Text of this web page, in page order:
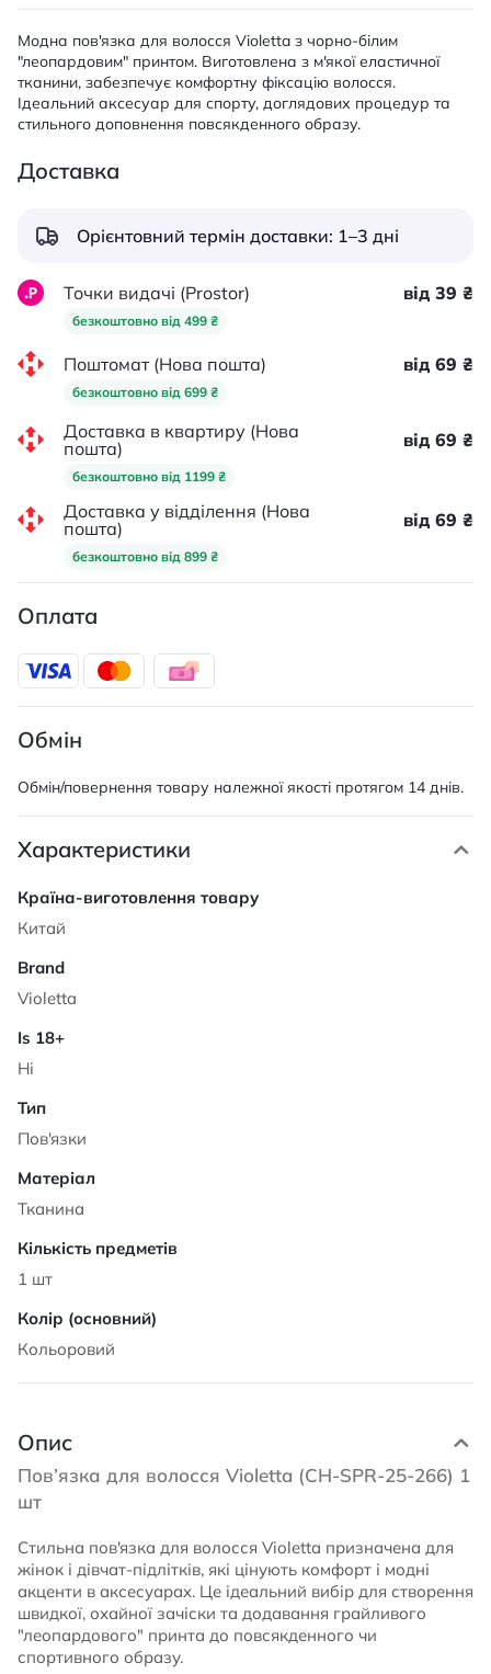
Модна пов'язка для волосся Violetta з чорно-білим
"леопардовим" принтом. Виготовлена з м'якої еластичної
тканини, забезпечує комфортну фіксацію волосся.
Ідеальний аксесуар для спорту, доглядових процедур та
стильного доповнення повсякденного образу.
Доставка
Орієнтовний термін доставки: 1–3 дні
Точки видачі (Prostor)
безкоштовно від 499 ₴
від 39 ₴
Поштомат (Нова пошта)
безкоштовно від 699 ₴
від 69 ₴
Доставка в квартиру (Нова
пошта)
безкоштовно від 1199 ₴
від 69 ₴
Доставка у відділення (Нова
пошта)
безкоштовно від 899 ₴
від 69 ₴
Оплата
Обмін
Обмін/повернення товару належної якості протягом 14 днів.
Характеристики
Характеристики
Китай
Violetta
Ні
Пов'язки
Тканина
1 шт
Кольоровий
Опис
Пов’язка для волосся Violetta (CH-SPR-25-266) 1
шт
Стильна пов'язка для волосся Violetta призначена для
жінок і дівчат-підлітків, які цінують комфорт і модні
акценти в аксесуарах. Це ідеальний вибір для створення
швидкої, охайної зачіски та додавання грайливого
"леопардового" принта до повсякденного чи
спортивного образу.